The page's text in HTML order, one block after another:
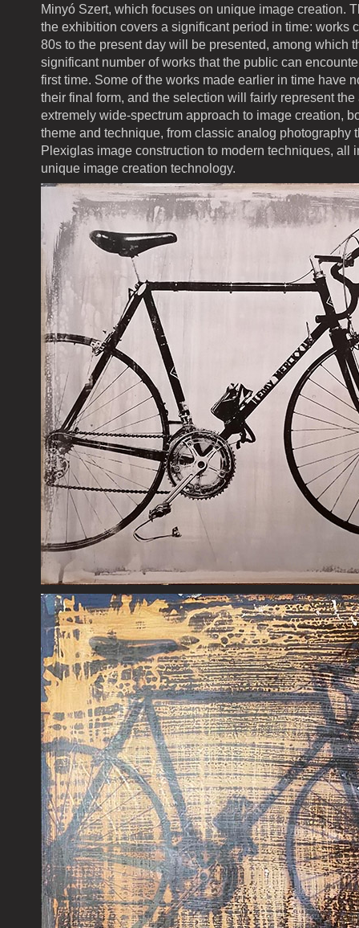
Minyó Szert, which focuses on unique image creation.
the exhibition covers a significant period in time: works
80s to the present day will be presented, among which
significant number of works that the public can
first time. Some of the works made earlier in time have
their final form, and the selection will fairly represent the
extremely wide-spectrum approach to image creation,
theme and technique, from classic analog photography
Plexiglas image construction to modern techniques, all
unique image creation technology.